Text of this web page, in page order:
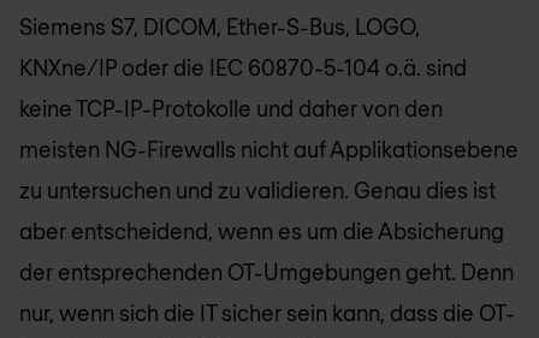
Siemens S7, DICOM, Ether-S-Bus, LOGO,
KNXne/IP oder die IEC 60870-5-104 o.ä. sind
keine TCP-IP-Protokolle und daher von den
meisten NG-Firewalls nicht auf Applikationsebene
zu untersuchen und zu validieren. Genau dies ist
aber entscheidend, wenn es um die Absicherung
der entsprechenden OT-Umgebungen geht. Denn
nur, wenn sich die IT sicher sein kann, dass die OT-